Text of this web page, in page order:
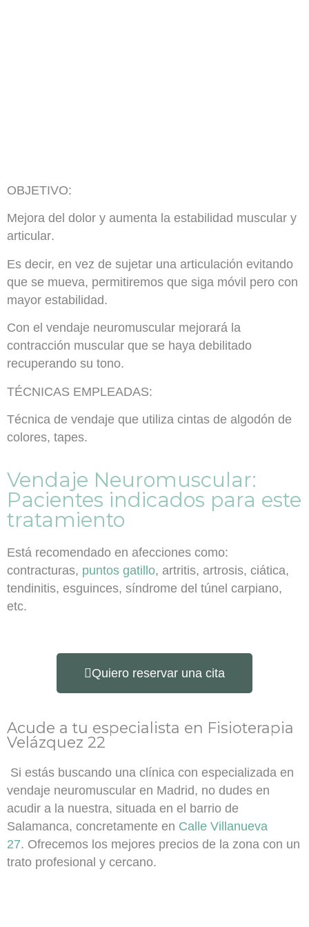
OBJETIVO:
Mejora del dolor y aumenta la estabilidad muscular y
articular.
Es decir, en vez de sujetar una articulación evitando
que se mueva, permitiremos que siga móvil pero con
mayor estabilidad.
Con el vendaje neuromuscular mejorará la
contracción muscular que se haya debilitado
recuperando su tono.
TÉCNICAS EMPLEADAS:
Técnica de vendaje que utiliza cintas de algodón de
colores, tapes.
Vendaje Neuromuscular:
Pacientes indicados para este
tratamiento
Está recomendado en afecciones como:
contracturas, puntos gatillo, artritis, artrosis, ciática,
tendinitis, esguinces, síndrome del túnel carpiano,
etc.
Quiero reservar una cita
Acude a tu especialista en Fisioterapia
Velázquez 22
Si estás buscando una clínica con especializada en
vendaje neuromuscular en Madrid, no dudes en
acudir a la nuestra, situada en el barrio de
Salamanca, concretamente en Calle Villanueva
27. Ofrecemos los mejores precios de la zona con un
trato profesional y cercano.